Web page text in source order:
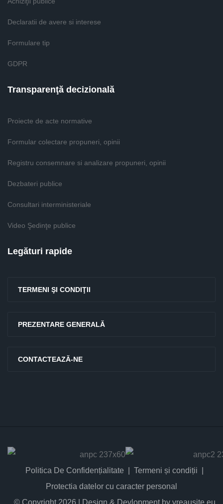
Declaratii de avere si interese
Formulare tip
GDPR
Transparenţă decizională
Proiecte de acte normative
Formular colectare propuneri, opinii
Registru consemnare si analizare propuneri, opinii
Dezbateri publice
Consultari interministeriale
Video Şedinţe publice
Legături rapide
TERMENI ŞI CONDIŢII
PREZENTARE GENERALĂ
CONTACTEAZĂ-NE
Politica De Confidențialitate
Termeni și condiții
Protectia datelor cu caracter personal